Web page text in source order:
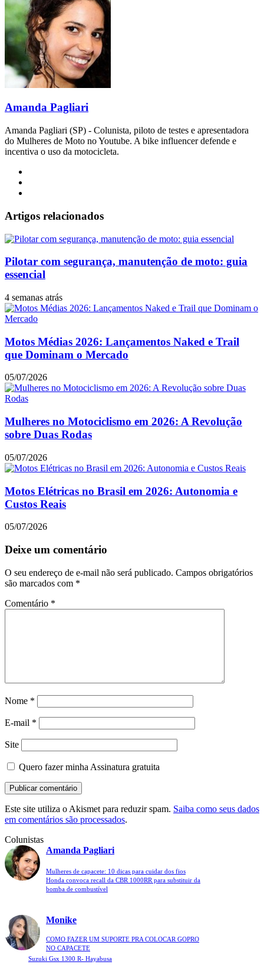
Amanda Pagliari
Amanda Pagliari (SP) - Colunista, piloto de testes e apresentadora
do Mulheres de Moto no Youtube. A bike influencer defende e
incentiva o uso da motocicleta.
Artigos relacionados
Pilotar com segurança, manutenção de moto: guia
essencial
4 semanas atrás
Motos Médias 2026: Lançamentos Naked e Trail
que Dominam o Mercado
05/07/2026
Mulheres no Motociclismo em 2026: A Revolução
sobre Duas Rodas
05/07/2026
Motos Elétricas no Brasil em 2026: Autonomia e
Custos Reais
05/07/2026
Deixe um comentário
O seu endereço de e-mail não será publicado. Campos obrigatórios
são marcados com *
Comentário *
Nome *
E-mail *
Site
Quero fazer minha Assinatura gratuita
Este site utiliza o Akismet para reduzir spam. Saiba como seus dados
em comentários são processados.
Colunistas
Amanda Pagliari
Mulheres de capacete: 10 dicas para cuidar dos fios
Honda convoca recall da CBR 1000RR para substituir da
bomba de combustível
Monike
COMO FAZER UM SUPORTE PRA COLOCAR GOPRO
NO CAPACETE
Suzuki Gsx 1300 R- Hayabusa